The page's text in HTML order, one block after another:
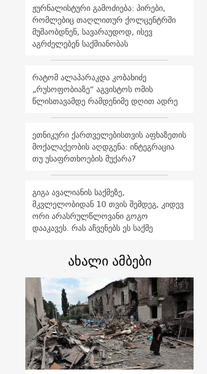
ჟურნალისტური გამოძიება: პირები,
რომლებიც თაღლითურ ქოლცენტრში
მუშაობდნენ, სავარაუდოდ, ისევ
აგრძელებენ საქმიანობას
რატომ ალაპარაკდა კობახიძე
„რუსოფობიაზე“ აგვისტოს ომის
წლისთავამდე რამდენიმე დღით ადრე
ეთნიკური ქართველებისთვის აფხაზეთის
მოქალაქეობის აღდგენა: ინტეგრაცია
თუ უსაფრთხოების მუქარა?
გიგა ავალიანის საქმეზე,
მკვლელობიდან 10 თვის შემდეგ, კიდევ
ორი არასრულწლოვანი გოგო
დააკავეს. რას აჩვენებს ეს საქმე
ახალი ამბები